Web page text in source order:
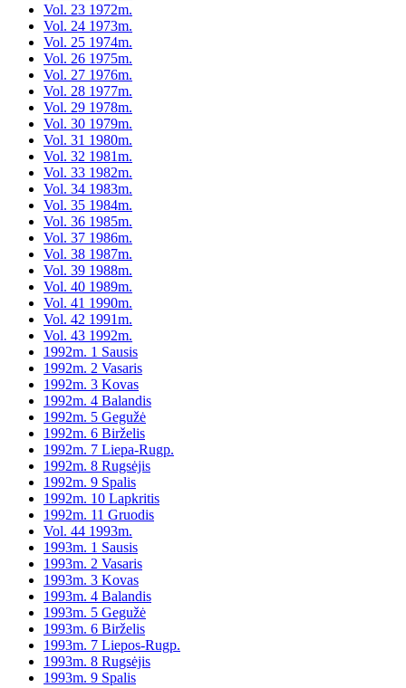
Vol. 23 1972m.
Vol. 24 1973m.
Vol. 25 1974m.
Vol. 26 1975m.
Vol. 27 1976m.
Vol. 28 1977m.
Vol. 29 1978m.
Vol. 30 1979m.
Vol. 31 1980m.
Vol. 32 1981m.
Vol. 33 1982m.
Vol. 34 1983m.
Vol. 35 1984m.
Vol. 36 1985m.
Vol. 37 1986m.
Vol. 38 1987m.
Vol. 39 1988m.
Vol. 40 1989m.
Vol. 41 1990m.
Vol. 42 1991m.
Vol. 43 1992m.
1992m. 1 Sausis
1992m. 2 Vasaris
1992m. 3 Kovas
1992m. 4 Balandis
1992m. 5 Gegužė
1992m. 6 Birželis
1992m. 7 Liepa-Rugp.
1992m. 8 Rugsėjis
1992m. 9 Spalis
1992m. 10 Lapkritis
1992m. 11 Gruodis
Vol. 44 1993m.
1993m. 1 Sausis
1993m. 2 Vasaris
1993m. 3 Kovas
1993m. 4 Balandis
1993m. 5 Gegužė
1993m. 6 Birželis
1993m. 7 Liepos-Rugp.
1993m. 8 Rugsėjis
1993m. 9 Spalis